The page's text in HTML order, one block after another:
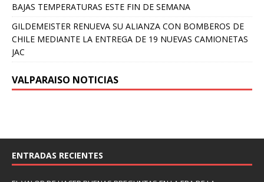
BAJAS TEMPERATURAS ESTE FIN DE SEMANA
GILDEMEISTER RENUEVA SU ALIANZA CON BOMBEROS DE
CHILE MEDIANTE LA ENTREGA DE 19 NUEVAS CAMIONETAS
JAC
VALPARAISO NOTICIAS
ENTRADAS RECIENTES